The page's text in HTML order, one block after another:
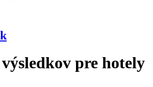
výsledkov pre hotely